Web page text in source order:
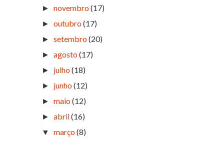
►novembro(17)
►outubro(17)
►setembro(20)
►agosto(17)
► julho(18)
► junho(12)
►maio(12)
►abril(16)
▼ março(8)